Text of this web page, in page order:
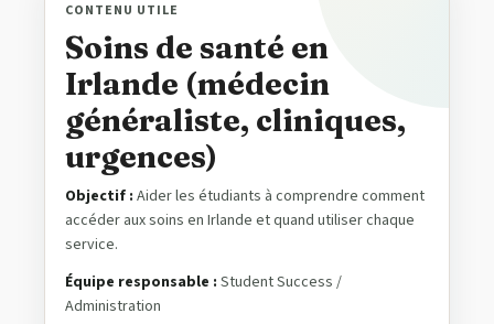
CONTENU UTILE
Soins de santé en
Irlande (médecin
généraliste, cliniques,
urgences)
Objectif : Aider les étudiants à comprendre comment
accéder aux soins en Irlande et quand utiliser chaque
service.
Équipe responsable : Student Success /
Administration